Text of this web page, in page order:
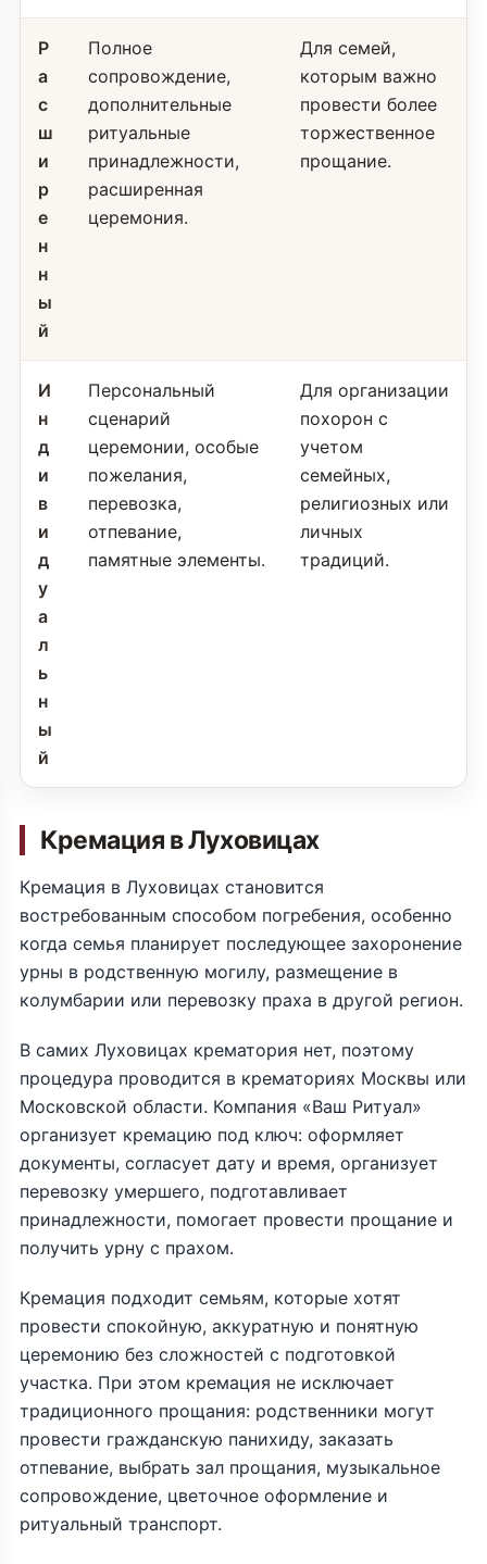
Р
а
с
ш
и
р
е
н
н
ы
й
Полное
сопровождение,
дополнительные
ритуальные
принадлежности,
расширенная
церемония.
Для семей,
которым важно
провести более
торжественное
прощание.
И
н
д
и
в
и
д
у
а
л
ь
н
ы
й
Персональный
сценарий
церемонии, особые
пожелания,
перевозка,
отпевание,
памятные элементы.
Для организации
похорон с
учетом
семейных,
религиозных или
личных
традиций.
Кремация в Луховицах
Кремация в Луховицах становится
востребованным способом погребения, особенно
когда семья планирует последующее захоронение
урны в родственную могилу, размещение в
колумбарии или перевозку праха в другой регион.
В самих Луховицах крематория нет, поэтому
процедура проводится в крематориях Москвы или
Московской области. Компания «Ваш Ритуал»
организует кремацию под ключ: оформляет
документы, согласует дату и время, организует
перевозку умершего, подготавливает
принадлежности, помогает провести прощание и
получить урну с прахом.
Кремация подходит семьям, которые хотят
провести спокойную, аккуратную и понятную
церемонию без сложностей с подготовкой
участка. При этом кремация не исключает
традиционного прощания: родственники могут
провести гражданскую панихиду, заказать
отпевание, выбрать зал прощания, музыкальное
сопровождение, цветочное оформление и
ритуальный транспорт.